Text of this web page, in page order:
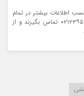
اطلاعات بیشتر در تمام
ساعات شبانه روز و ۷ روز هفته با شماره تلفن ۰۲۱۲۳۹۵۰ تماس بگیرند و از